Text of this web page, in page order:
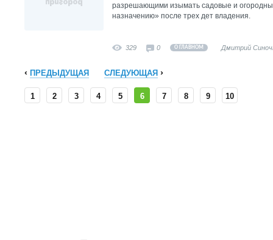
разрешающими изымать садовые и
назначению» после трех дет владения.
329 0 О ГЛАВНОМ Дмитрий
ПРЕДЫДУЩАЯ СЛЕДУЮЩАЯ
1 2 3 4 5 6 7 8 9 10